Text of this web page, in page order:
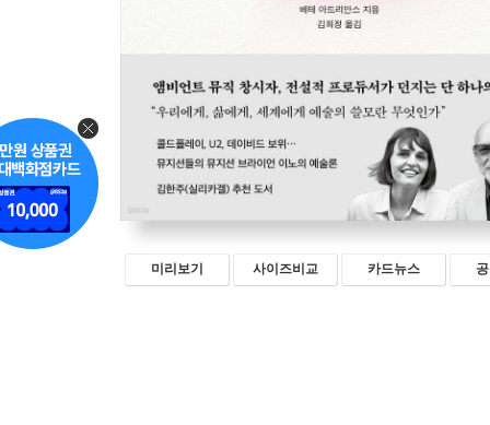
미리보기 사이즈비교 카드뉴스